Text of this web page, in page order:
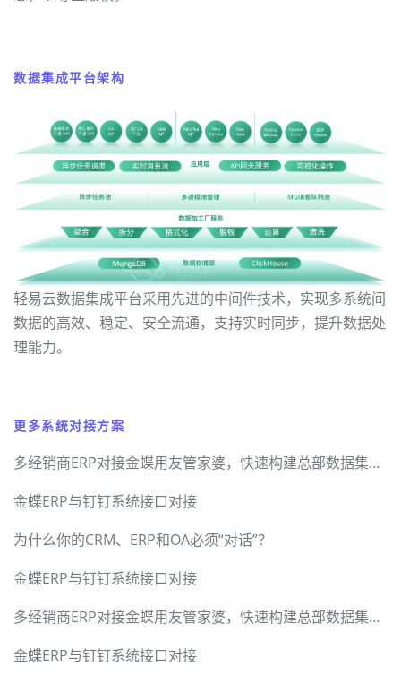
数据集成平台架构
轻易云数据集成平台采用先进的中间件技术，实现多系统间
数据的高效、稳定、安全流通，支持实时同步，提升数据处
理能力。
更多系统对接方案
多经销商ERP对接金蝶用友管家婆，快速构建总部数据集成中台
金蝶ERP与钉钉系统接口对接
为什么你的CRM、ERP和OA必须“对话”？
金蝶ERP与钉钉系统接口对接
多经销商ERP对接金蝶用友管家婆，快速构建总部数据集成中台
金蝶ERP与钉钉系统接口对接